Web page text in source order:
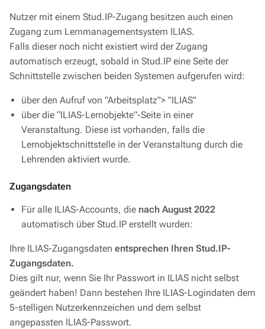
Nutzer mit einem Stud.IP-Zugang besitzen auch einen
Zugang zum Lernmanagementsystem ILIAS.
Falls dieser noch nicht existiert wird der Zugang
automatisch erzeugt, sobald in Stud.IP eine Seite der
Schnittstelle zwischen beiden Systemen aufgerufen wird:
über den Aufruf von "Arbeitsplatz"> "ILIAS"
über die “ILIAS-Lernobjekte”-Seite in einer
Veranstaltung. Diese ist vorhanden, falls die
Lernobjektschnittstelle in der Veranstaltung durch die
Lehrenden aktiviert wurde.
Zugangsdaten
Für alle ILIAS-Accounts, die nach August 2022
automatisch über Stud.IP erstellt wurden:
Ihre ILIAS-Zugangsdaten entsprechen Ihren Stud.IP-
Zugangsdaten.
Dies gilt nur, wenn Sie Ihr Passwort in ILIAS nicht selbst
geändert haben! Dann bestehen Ihre ILIAS-Logindaten dem
5-stelligen Nutzerkennzeichen und dem selbst
angepassten ILIAS-Passwort.